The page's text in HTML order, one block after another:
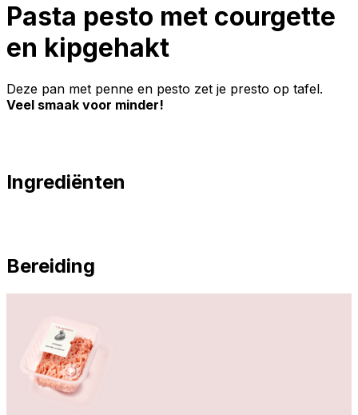
Pasta pesto met courgette
en kipgehakt
Deze pan met penne en pesto zet je presto op tafel.
Veel smaak voor minder!
Ingrediënten
Bereiding